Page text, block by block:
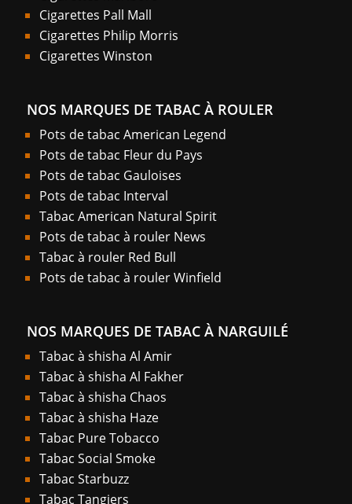
Cigarettes Pall Mall
Cigarettes Philip Morris
Cigarettes Winston
NOS MARQUES DE TABAC À ROULER
Pots de tabac American Legend
Pots de tabac Fleur du Pays
Pots de tabac Gauloises
Pots de tabac Interval
Tabac American Natural Spirit
Pots de tabac à rouler News
Tabac à rouler Red Bull
Pots de tabac à rouler Winfield
NOS MARQUES DE TABAC À NARGUILÉ
Tabac à shisha Al Amir
Tabac à shisha Al Fakher
Tabac à shisha Chaos
Tabac à shisha Haze
Tabac Pure Tobacco
Tabac Social Smoke
Tabac Starbuzz
Tabac Tangiers